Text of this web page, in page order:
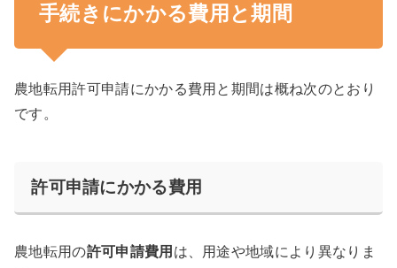
手続きにかかる費用と期間
農地転用許可申請にかかる費用と期間は概ね次のとおり
です。
許可申請にかかる費用
農地転用の許可申請費用 は、用途や地域により異なりま